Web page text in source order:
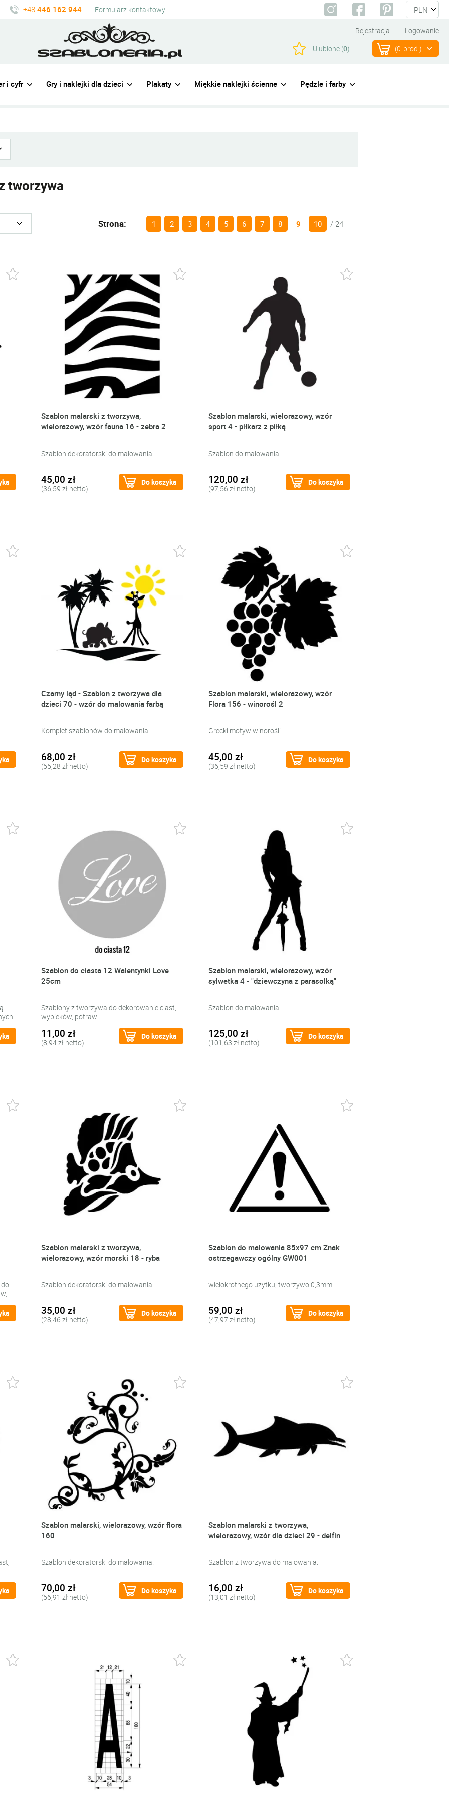
+48 446 162 944 Formularz kontaktowy
Rejestracja
Logowanie
Ulubione (0) (0 prod.)
i cyfr Gry i naklejki dla dzieci Plakaty Miękkie naklejki ścienne Pędzle i farby
tworzywa
Strona: 1 2 3 4 5 6 7 8 9 10 / 24
Szablon malarski z tworzywa,
wielorazowy, wzór fauna 16 - zebra 2
Szablon dekoratorski do malowania.
45,00 zł
(36,59 zł netto)
Do koszyka
Szablon malarski, wielorazowy, wzór
sport 4 - piłkarz z piłką
Szablon do malowania
120,00 zł
(97,56 zł netto)
Do koszyka
Czarny ląd - Szablon z tworzywa dla
dzieci 70 - wzór do malowania farbą
Komplet szablonów do malowania.
68,00 zł
(55,28 zł netto)
Do koszyka
Szablon malarski, wielorazowy, wzór
Flora 156 - winorośl 2
Grecki motyw winorośli
45,00 zł
(36,59 zł netto)
Do koszyka
Szablon do ciasta 12 Walentynki Love
25cm
Szablony z tworzywa do dekorowanie ciast,
wypieków, potraw.
11,00 zł
(8,94 zł netto)
Do koszyka
Szablon malarski, wielorazowy, wzór
sylwetka 4 - "dziewczyna z parasolką"
Szablon do malowania
125,00 zł
(101,63 zł netto)
Do koszyka
Szablon malarski z tworzywa,
wielorazowy, wzór morski 18 - ryba
Szablon dekoratorski do malowania.
35,00 zł
(28,46 zł netto)
Do koszyka
Szablon do malowania 85x97 cm Znak
ostrzegawczy ogólny GW001
wielokrotnego użytku, tworzywo 0,3mm
59,00 zł
(47,97 zł netto)
Do koszyka
Szablon malarski, wielorazowy, wzór flora
160
Szablon dekoratorski do malowania.
70,00 zł
(56,91 zł netto)
Do koszyka
Szablon malarski z tworzywa,
wielorazowy, wzór dla dzieci 29 - delfin
Szablon z tworzywa do malowania.
16,00 zł
(13,01 zł netto)
Do koszyka